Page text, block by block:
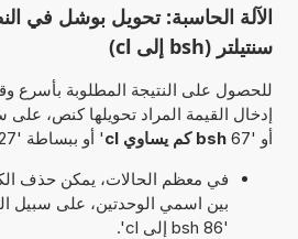
الآلة الحاسبة: تحويل بوشل في
سنتيلتر (bsh إلى cl)
للحصول على النتيجة المطلوبة بأسرع
إدخال القيمة المراد تحويلها كنص، على
أو '67
bsh كم يساوي cl ' أو ببساطة '27
في معظم الحالات، يمكن حذف
بين اسمي الوحدتين، على سبيل
'86 bsh إلى cl'.